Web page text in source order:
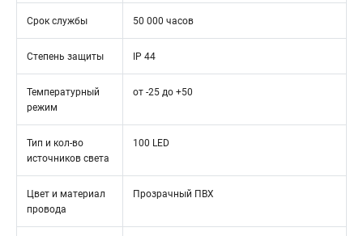
Срок службы 50 000 часов
Степень защиты IP 44
Температурный
режим
от -25 до +50
Тип и кол-во
источников света
100 LED
Цвет и материал
провода
Прозрачный ПВХ